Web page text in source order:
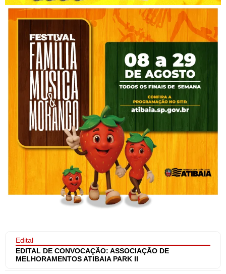
Edital
EDITAL DE CONVOCAÇÃO: ASSOCIAÇÃO DE
MELHORAMENTOS ATIBAIA PARK II